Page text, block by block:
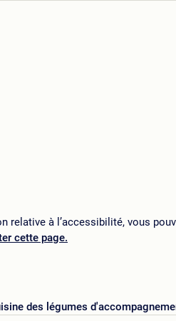
relative à l’accessibilité, vous
cette page.
des légumes